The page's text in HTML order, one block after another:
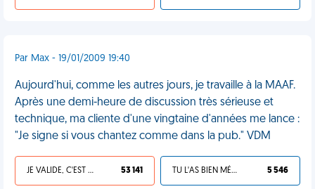
Par Max - 19/01/2009 19:40
Aujourd'hui, comme les autres jours, je travaille à la MAAF.
Après une demi-heure de discussion très sérieuse et
technique, ma cliente d'une vingtaine d'années me lance :
"Je signe si vous chantez comme dans la pub." VDM
JE VALIDE, C'EST UNE VDM 53 141 TU L'AS BIEN MÉRITÉ 5 546